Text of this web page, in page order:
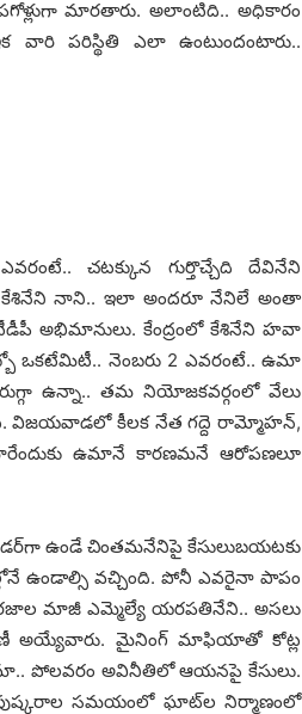
మార‌తారు. అలాంటిది.. అధికారం
వారి ప‌రిస్థితి ఎలా ఉంటుందంటారు..
చ‌ట‌క్కున గుర్తొచ్చేది దేవినేని
నాని.. ఇలా అంద‌రూ నేనిలే అంతా
టీడీపీ అభిమానులు. కేంద్రంలో కేశినేని హ‌వా
ఒక‌టేమిటీ.. నెంబ‌రు 2 ఎవ‌రంటే.. ఉమా
ఉన్నా.. త‌మ నియోజ‌క‌వ‌ర్గంలో వేలు
విజ‌య‌వాడ‌లో కీల‌క నేత గ‌ద్దె రామ్మోహ‌న్,
ఉమానే కార‌ణ‌మ‌నే ఆరోప‌ణ‌లూ
ఉండే చింత‌మ‌నేనిపై కేసులుబ‌య‌ట‌కు
ఉండాల్సి వచ్చింది. పోనీ ఎవ‌రైనా పాపం
మాజీ ఎమ్మెల్యే య‌ర‌ప‌తినేని.. అస‌లు
అయ్యేవారు. మైనింగ్ మాఫియాతో కోట్ల
పోల‌వ‌రం అవినీతిలో ఆయ‌న‌పై కేసులు.
స‌మ‌యంలో ఘాట్‌ల నిర్మాణంలో